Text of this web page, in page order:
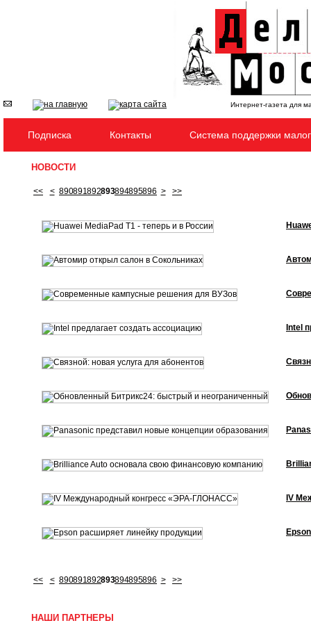
Интернет-газета для
Подписка Контакты Система поддержки
НОВОСТИ
<< < 890891892893894895896 > >>
Intel
IV
<< < 890891892893894895896 > >>
НАШИ ПАРТНЕРЫ